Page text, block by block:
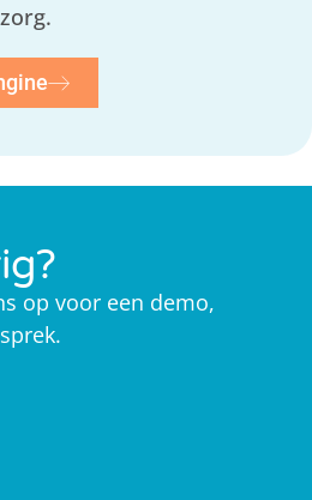
op voor een demo,